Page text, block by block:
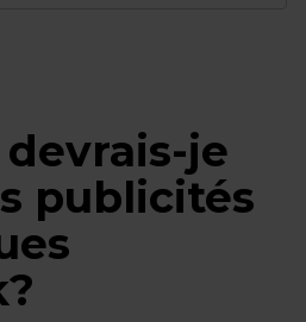
je
publicités